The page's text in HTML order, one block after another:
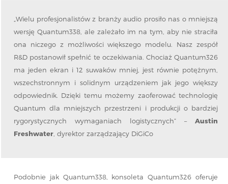
„Wielu profesjonalistów z branży audio prosiło nas o mniejszą
wersję Quantum338, ale zależało im na tym, aby nie straciła
ona niczego z możliwości większego modelu. Nasz zespół
R&D postanowił spełnić te oczekiwania. Chociaż Quantum326
ma jeden ekran i 12 suwaków mniej, jest równie potężnym,
wszechstronnym i solidnym urządzeniem jak jego większy
odpowiednik. Dzięki temu możemy zaoferować technologię
Quantum dla mniejszych przestrzeni i produkcji o bardziej
rygorystycznych wymaganiach logistycznych” – Austin
Freshwater , dyrektor zarządzający DiGiCo
Podobnie jak Quantum338, konsoleta Quantum326 oferuje